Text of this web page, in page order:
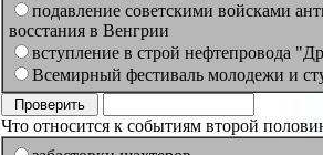
подавление советскими войсками
восстания в Венгрии
вступление в строй нефтепровода
Всемирный фестиваль молодежи и
Что относится к событиям второй